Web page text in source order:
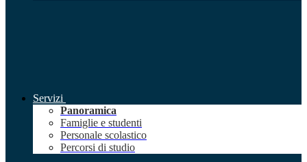
Servizi
Panoramica
Famiglie e studenti
Personale scolastico
Percorsi di studio